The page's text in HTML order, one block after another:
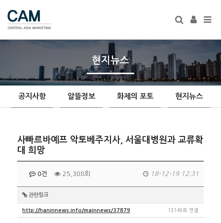
현지뉴스
공지사항 알뜰정보 화제의 포토 현지뉴스
사빠르바예프 악토베주지사, 서울대병원과 교류확
대 희망
0건 25,308회 18-12-19 12:31
관련링크
http://haninnews.info/mainnews/37879 13149회 연결